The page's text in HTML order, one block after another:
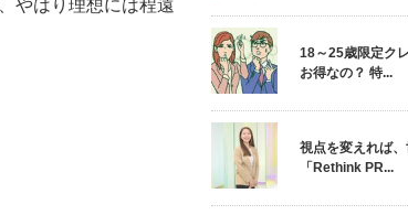
やはり理想には程遠
18～25歳限定ク
お得なの？ 特...
視点を変えれば、
「Rethink PR...